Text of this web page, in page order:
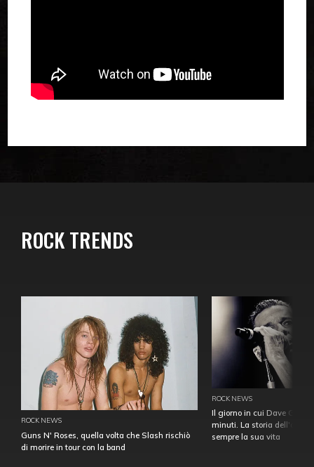
ROCK TRENDS
ROCK NEWS
Guns N' Roses, quella volta che Slash rischiò
di morire in tour con la band
ROCK NEWS
Il giorno in cui Dave
minuti. La storia
sempre la sua vita